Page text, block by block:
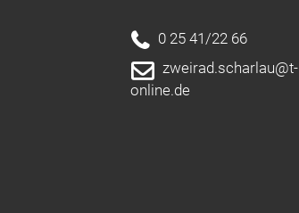
0 25 41/22 66
zweirad.scharlau@t-
online.de